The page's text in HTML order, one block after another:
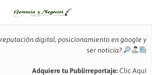
digital, posicionamiento en google y
ser noticia?
Adquiere tu Publirreportaje:Clic Aquí